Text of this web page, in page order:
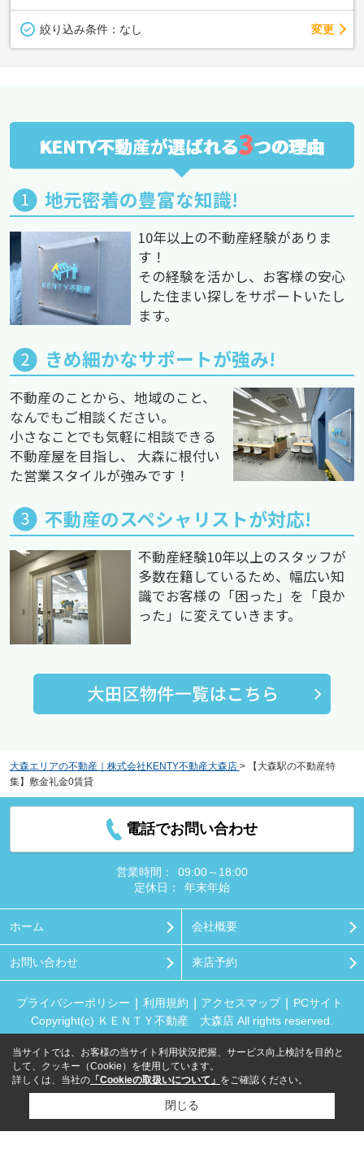
絞り込み条件： なし 変更
KENTY不動産が選ばれる3つの理由
地元密着の豊富な知識!
10年以上の不動産経験がありま
す！
その経験を活かし、お客様の安心
した住まい探しをサポートいたし
ます。
きめ細かなサポートが強み!
不動産のことから、地域のこと、
なんでもご相談ください。
小さなことでも気軽に相談できる
不動産屋を目指し、 大森に根付い
た営業スタイルが強みです！
不動産のスペシャリストが対応!
不動産経験10年以上のスタッフが
多数在籍しているため、幅広い知
識でお客様の「困った」を「良か
った」に変えていきます。
大森エリアの不動産｜株式会社KENTY不動産大森店 >
【大森駅の不動産特
集】敷金礼金0賃貸
電話でお問い合わせ
営業時間：
09:00～18:00
定休日：
年末年始
ホーム 会社概要
お問い合わせ 来店予約
プライバシーポリシー 利用規約 アクセスマップ
PCサイト
Copyright(c) ＫＥＮＴＹ不動産 大森店 All rights reserved.
当サイトでは、お客様の当サイト利用状況把握、サービス向上検討を目的と
して、クッキー（Cookie）を使用しています。
詳しくは、当社の 「Cookieの取扱いについて」 をご確認ください。
閉じる